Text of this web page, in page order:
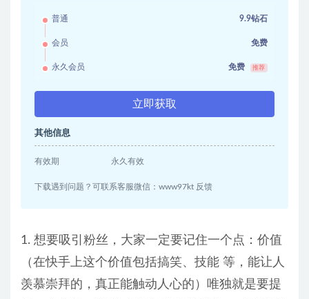
普通 9.9钻石
会员 免费
永久会员 免费 推荐
立即获取
其他信息
有效期 永久有效
下载遇到问题？可联系客服微信：www97kt 反馈
1. 想要吸引粉丝，大家一定要记住一个点：价值
（在快手上这个价值包括搞笑、技能 等，能让人
羡慕崇拜的，真正能触动人心的）唯独就是要提